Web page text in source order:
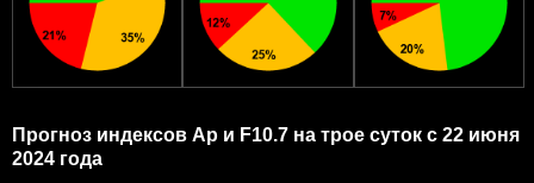
Прогноз индексов Ap и F10.7 на трое суток с 22 июня
2024 года